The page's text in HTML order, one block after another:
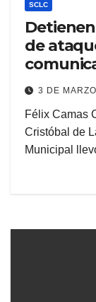
SCLC
de
3 DE
Félix Camas
Cristóbal de
Municipal